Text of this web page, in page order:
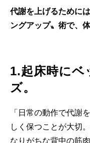
代謝を上げるために
ングアップ〟術で、
1.起床時にベ
ズ。
「日常の動作で代謝
しく保つことが大切
なりがちな背中の筋